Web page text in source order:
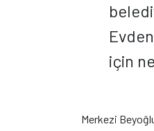
için
Merkezi